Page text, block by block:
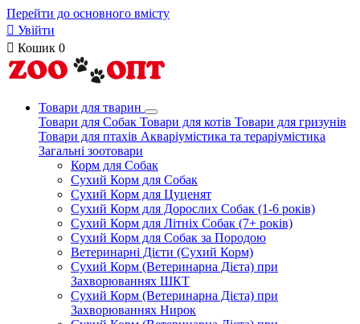
Перейти до основного вмісту
 Увійти
 Кошик 0
Товари для тварин
Товари для Собак Товари для котів Товари для гризунів
Товари для птахів Акваріумістика та тераріумістика
Загальні зоотовари
Корм для Собак
Сухий Корм для Собак
Сухий Корм для Цуценят
Сухий Корм для Дорослих Собак (1-6 років)
Сухий Корм для Літніх Собак (7+ років)
Сухий Корм для Собак за Породою
Ветеринарні Дієти (Сухий Корм)
Сухий Корм (Ветеринарна Дієта) при
Захворюваннях ШКТ
Сухий Корм (Ветеринарна Дієта) при
Захворюваннях Нирок